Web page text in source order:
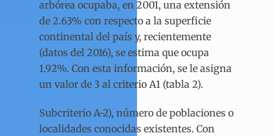
arbórea ocupaba, en 2001, una extensión
de 2.63% con respecto a la superficie
continental del país y, recientemente
(datos del 2016), se estima que ocupa
1.92%. Con esta información, se le asigna
un valor de 3 al criterio A1 (tabla 2).
Subcriterio A-2), número de poblaciones o
localidades conocidas existentes. Con